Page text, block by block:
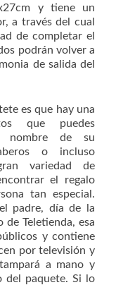
y tiene un
a través del cual
de completar el
podrán volver a
de salida del
es que hay una
que puedes
nombre de su
o incluso
variedad de
el regalo
tan especial.
padre, día de la
Teletienda, esa
y contiene
por televisión y
a mano y
del paquete. Si lo